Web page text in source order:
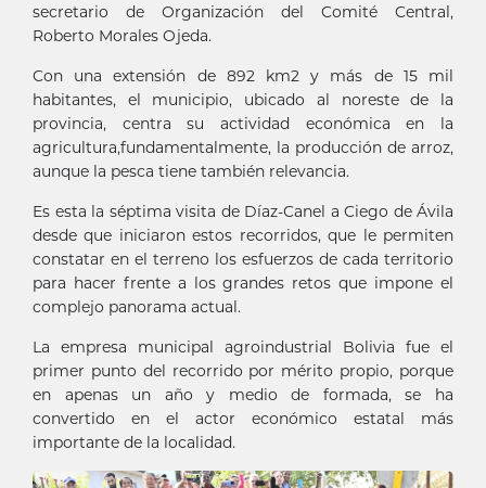
secretario de Organización del Comité Central,
Roberto Morales Ojeda.
Con una extensión de 892 km2 y más de 15 mil
habitantes, el municipio, ubicado al noreste de la
provincia, centra su actividad económica en la
agricultura,fundamentalmente, la producción de arroz,
aunque la pesca tiene también relevancia.
Es esta la séptima visita de Díaz-Canel a Ciego de Ávila
desde que iniciaron estos recorridos, que le permiten
constatar en el terreno los esfuerzos de cada territorio
para hacer frente a los grandes retos que impone el
complejo panorama actual.
La empresa municipal agroindustrial Bolivia fue el
primer punto del recorrido por mérito propio, porque
en apenas un año y medio de formada, se ha
convertido en el actor económico estatal más
importante de la localidad.